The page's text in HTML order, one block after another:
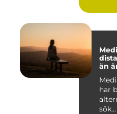
än
har
sök...